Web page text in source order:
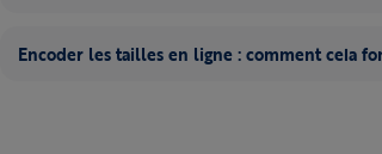
Encoder les tailles en ligne : comment cela